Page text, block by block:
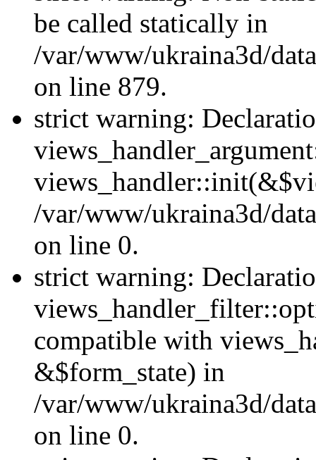
be called statically in
/var/www/ukraina3d/
on line 879.
strict warning:
/var/www/ukraina3d/
on line 0.
strict warning:
compatible with
&$form_state) in
/var/www/ukraina3d/
on line 0.